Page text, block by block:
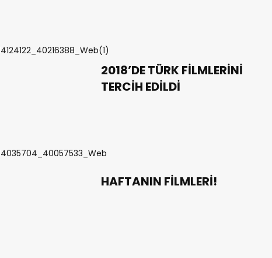
2018’DE TÜRK FİLMLERİNİ
TERCİH EDİLDİ
HAFTANIN FİLMLERİ!